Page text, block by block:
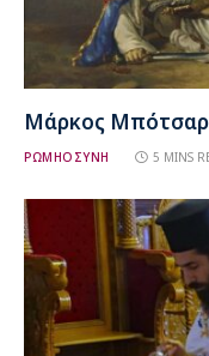
Μάρκος
ΡΩΜΗΟΣΥΝΗ 5 MINS